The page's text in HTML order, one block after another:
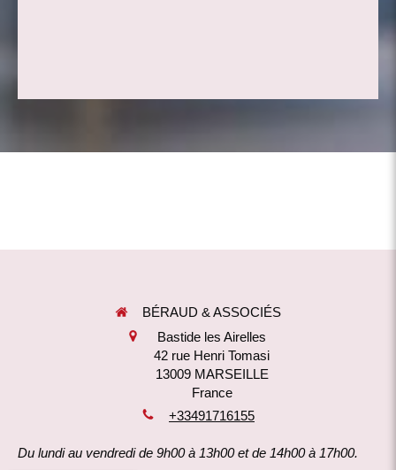
BÉRAUD & ASSOCIÉS
Bastide les Airelles
42 rue Henri Tomasi
13009 MARSEILLE
France
+33491716155
Du lundi au vendredi de 9h00 à 13h00 et de 14h00 à 17h00.